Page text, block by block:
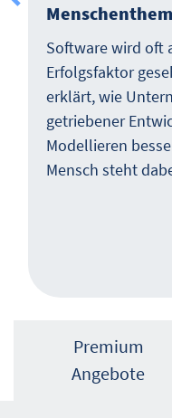
Software wird oft
Erfolgsfaktor
erklärt, wie
getriebener
Modellieren
Mensch steht
Premium
Angebote